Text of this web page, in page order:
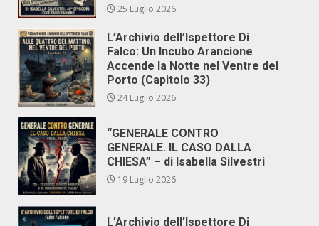
25 Luglio 2026
L’Archivio dell’Ispettore Di
Falco: Un Incubo Arancione
Accende la Notte nel Ventre del
Porto (Capitolo 33)
24 Luglio 2026
“GENERALE CONTRO
GENERALE. IL CASO DALLA
CHIESA” – di Isabella Silvestri
19 Luglio 2026
L’Archivio dell’Ispettore Di